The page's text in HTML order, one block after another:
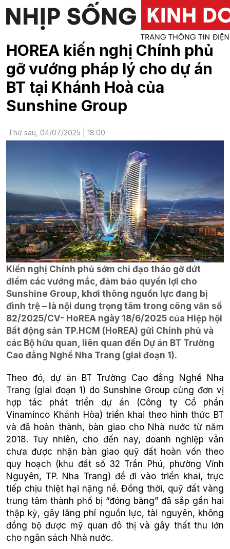
HOREA kiến nghị Chính phủ
gỡ vướng pháp lý cho dự án
BT tại Khánh Hoà của
Sunshine Group
Thứ sáu, 04/07/2025 | 18:00
Kiến nghị Chính phủ sớm chỉ đạo tháo gỡ dứt
điểm các vướng mắc, đảm bảo quyền lợi cho
Sunshine Group, khơi thông nguồn lực đang bị
đình trệ – là nội dung trọng tâm trong công văn số
82/2025/CV- HoREA ngày 18/6/2025 của Hiệp hội
Bất động sản TP.HCM (HoREA) gửi Chính phủ và
các Bộ hữu quan, liên quan đến Dự án BT Trường
Cao đẳng Nghề Nha Trang (giai đoạn 1).
Theo đó, dự án BT Trường Cao đẳng Nghề Nha
Trang (giai đoạn 1) do Sunshine Group cùng đơn vị
hợp tác phát triển dự án (Công ty Cổ phần
Vinaminco Khánh Hòa) triển khai theo hình thức BT
và đã hoàn thành, bàn giao cho Nhà nước từ năm
2018. Tuy nhiên, cho đến nay, doanh nghiệp vẫn
chưa được nhận bàn giao quỹ đất hoàn vốn theo
quy hoạch (khu đất số 32 Trần Phú, phường Vĩnh
Nguyên, TP. Nha Trang) để đi vào triển khai, trực
tiếp chịu thiệt hại nặng nề. Đồng thời, quỹ đất vàng
trung tâm thành phố bị “đóng băng” đã sắp gần hai
thập kỷ, gây lãng phí nguồn lực, tài nguyên, không
đồng bộ được mỹ quan đô thị và gây thất thu lớn
cho ngân sách Nhà nước.